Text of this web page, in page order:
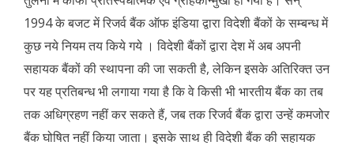
1994 के बजट में रिजर्व बैंक ऑफ इंडिया द्वारा विदेशी बैंकों के सम्बन्ध में
कुछ नये नियम तय किये गये । विदेशी बैंकों द्वारा देश में अब अपनी
सहायक बैंकों की स्थापना की जा सकती है, लेकिन इसके अतिरिक्त उन
पर यह प्रतिबन्ध भी लगाया गया है कि वे किसी भी भारतीय बैंक का तब
तक अधिग्रहण नहीं कर सकते हैं, जब तक रिजर्व बैंक द्वारा उन्हें कमजोर
बैंक घोषित नहीं किया जाता। इसके साथ ही विदेशी बैंक की सहायक